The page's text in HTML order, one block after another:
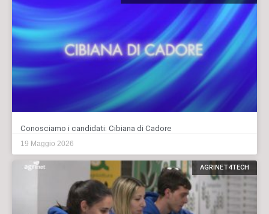
Conosciamo i candidati: Cibiana di Cadore
19 Maggio 2026
AGRINET4TECH